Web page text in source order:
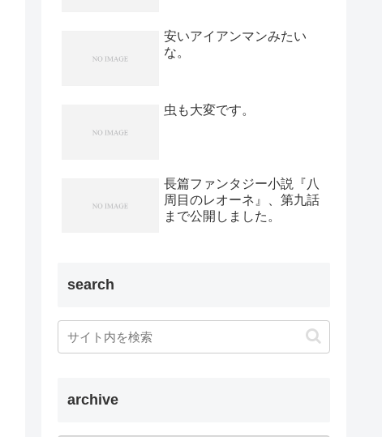
安いアイアンマンみたい
な。
虫も大変です。
長篇ファンタジー小説『八
周目のレオーネ』、第九話
まで公開しました。
search
archive